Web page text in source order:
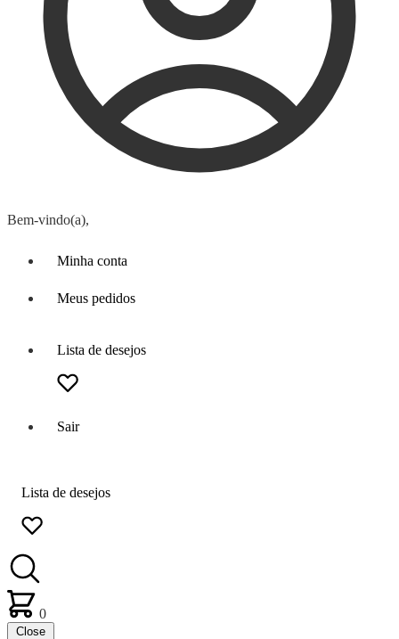
Bem-vindo(a),
Minha conta
Meus pedidos
Lista de desejos
Sair
Lista de desejos
0
Close